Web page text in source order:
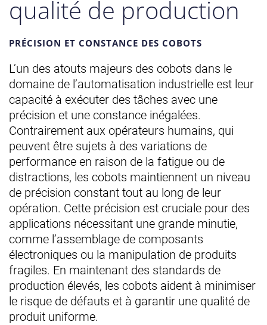
qualité de production
PRÉCISION ET CONSTANCE DES COBOTS
L’un des atouts majeurs des cobots dans le
domaine de l’automatisation industrielle est leur
capacité à exécuter des tâches avec une
précision et une constance inégalées.
Contrairement aux opérateurs humains, qui
peuvent être sujets à des variations de
performance en raison de la fatigue ou de
distractions, les cobots maintiennent un niveau
de précision constant tout au long de leur
opération. Cette précision est cruciale pour des
applications nécessitant une grande minutie,
comme l’assemblage de composants
électroniques ou la manipulation de produits
fragiles. En maintenant des standards de
production élevés, les cobots aident à minimiser
le risque de défauts et à garantir une qualité de
produit uniforme.